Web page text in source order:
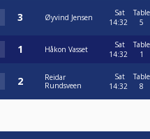
Øyvind Jensen
Sat
14:32
Table
5
Håkon Vasset
Sat
14:32
Table
1
Reidar
Rundsveen
Sat
14:32
Table
8